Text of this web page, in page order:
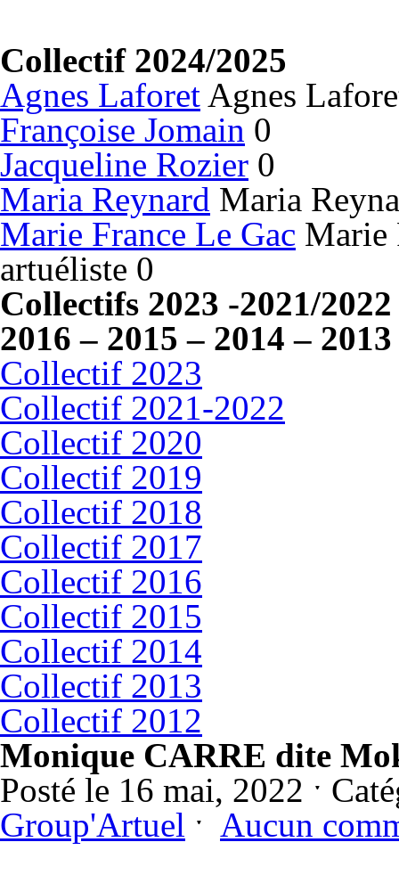
Collectif 2024/2025
Agnes Laforet Agnes
Françoise Jomain 0
Jacqueline Rozier 0
Maria Reynard Maria
Marie France Le Gac Marie
artuéliste 0
Collectifs 2023 -2021/
2016 – 2015 – 2014 –
Collectif 2023
Collectif 2021-2022
Collectif 2020
Collectif 2019
Collectif 2018
Collectif 2017
Collectif 2016
Collectif 2015
Collectif 2014
Collectif 2013
Collectif 2012
Monique CARRE dite
Posté le 16 mai, 2022 ˑ
Group'Artuel ˑ Aucun